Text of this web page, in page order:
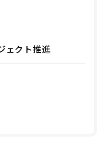
ェクト推進